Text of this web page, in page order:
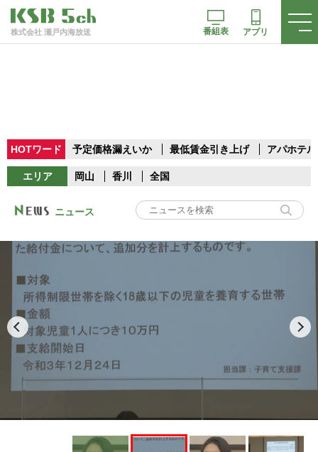
株式会社 瀬戸内海放送 番組表 アプリ
HOTワード 予定価格漏えいか 最低賃金引き上げ アパホテル
エリア 岡山 香川 全国
ニュース